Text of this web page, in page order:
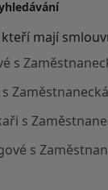
kteří mají
s
s
s